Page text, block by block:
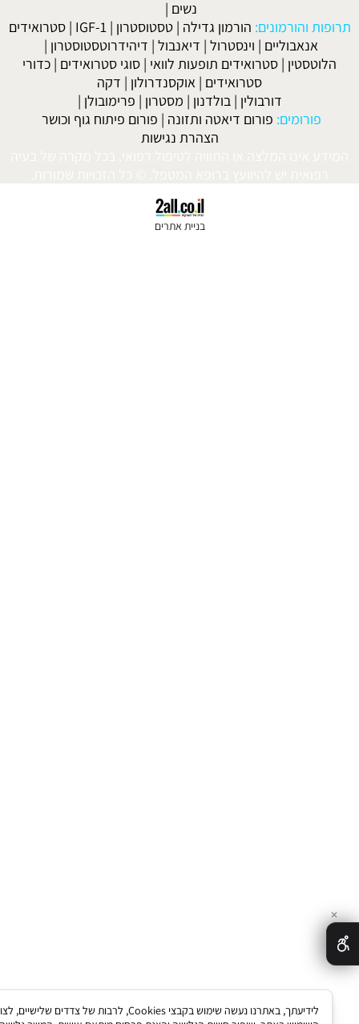
הורמון גדילה| טסטוסטרון|
IGF-1
|סטרואידים
וינסטרול|דיאנבול|דיהידרוטסטוסטרון|
סטרואידים תופעות לוואי| סוגי סטרואידים |כדורי
אוקסנדרולון| דקה
בולדנון|מסטרון|פרימובולן|
פורום דיאטה ותזונה|פורום פיתוח גוף וכושר
לידיעתך, באתרנו נעשה שימוש בקבצי Cookies, לרבות של צדדים שלישיים, לצורך ניתוח